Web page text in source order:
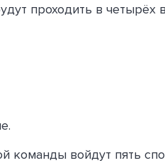
проходить в четырёх
команды войдут пять